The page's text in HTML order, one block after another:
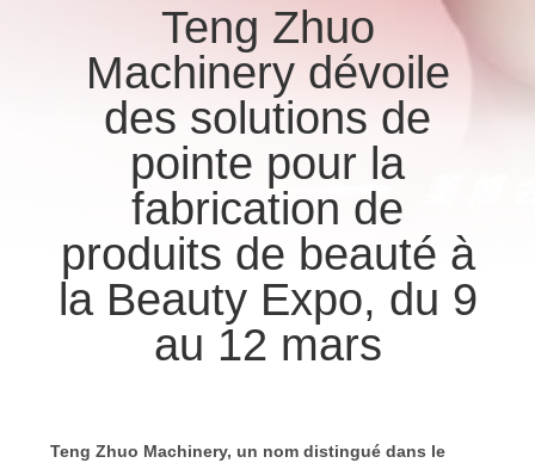
L'USINE
CONTRÔLE
QUALITÉ
Teng Zhuo
Machinery dévoile
des solutions de
pointe pour la
fabrication de
produits de beauté à
la Beauty Expo, du 9
au 12 mars
Teng Zhuo Machinery, un nom distingué dans le